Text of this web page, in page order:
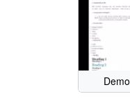
Demo